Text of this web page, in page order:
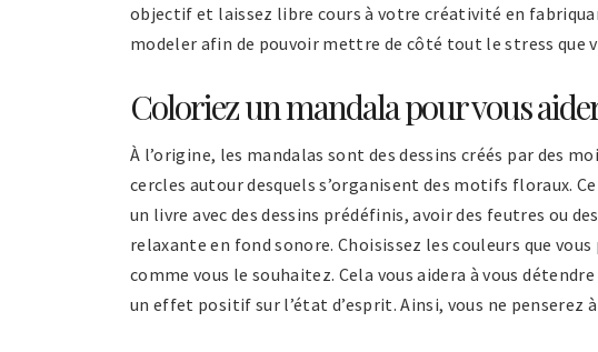
objectif et laissez libre cours à votre créativité en
modeler afin de pouvoir mettre de côté tout le stress que
Coloriez un mandala pour vous
À l’origine, les mandalas sont des dessins créés par des
cercles autour desquels s’organisent des motifs floraux.
un livre avec des dessins prédéfinis, avoir des feutres ou
relaxante en fond sonore. Choisissez les couleurs que
comme vous le souhaitez. Cela vous aidera à vous
un effet positif sur l’état d’esprit. Ainsi, vous ne penserez